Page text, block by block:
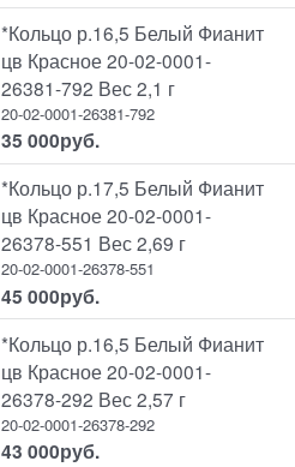
*Кольцо р.16,5 Белый Фианит
цв Красное 20-02-0001-
26381-792 Вес 2,1 г
20-02-0001-26381-792
35 000руб.
*Кольцо р.17,5 Белый Фианит
цв Красное 20-02-0001-
26378-551 Вес 2,69 г
20-02-0001-26378-551
45 000руб.
*Кольцо р.16,5 Белый Фианит
цв Красное 20-02-0001-
26378-292 Вес 2,57 г
20-02-0001-26378-292
43 000руб.